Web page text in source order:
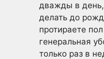
дважды в
делать до
протираете
генеральная
только раз в